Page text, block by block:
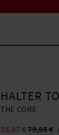
HALTER
THE CORE
55,97 € 79,95 €